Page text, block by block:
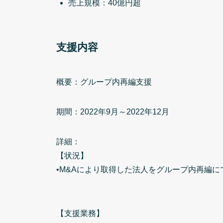
売上規模：40億円超
支援内容
概要：グループ内再編支援
期間：2022年9月～2022年12月
詳細：
【状況】
•M&Aにより取得した法人をグループ内再編に
【支援業務】